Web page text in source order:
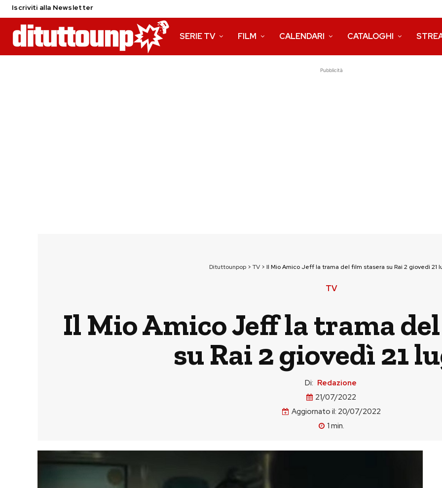
Iscriviti alla Newsletter
SERIE TV FILM CALENDARI CATALOGHI
Pubblicità
Dituttounpop> TV> Il Mio Amico Jeff la trama del film stasera su Rai 2 giovedì 21
TV
Il Mio Amico Jeff la trama
su Rai 2 giovedì 21
Di: Redazione
21/07/2022
Aggiornato il: 20/07/2022
1 min.